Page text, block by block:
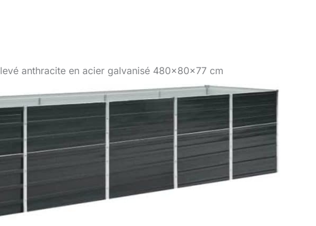
anthracite en acier galvanisé 480x80x77 cm